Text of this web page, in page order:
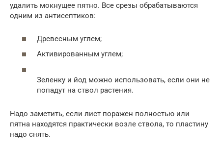
удалить мокнущее пятно. Все срезы обрабатываются
одним из антисептиков:
Древесным углем;
Активированным углем;
Зеленку и йод можно использовать, если они не
попадут на ствол растения.
Надо заметить, если лист поражен полностью или
пятна находятся практически возле ствола, то пластину
надо снять.